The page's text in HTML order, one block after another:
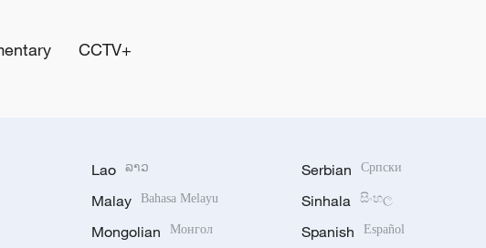
CCTV+
Lao ລາວ
Malay Bahasa Melayu
Mongolian Монгол
Serbian Српски
Sinhala සිංහල
Spanish Español